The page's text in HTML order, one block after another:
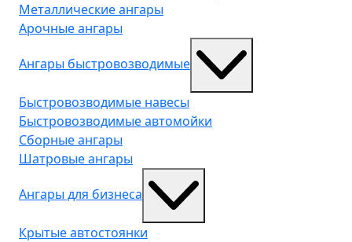
Металлические ангары
Арочные ангары
Ангары быстровозводимые
Быстровозводимые навесы
Быстровозводимые автомойки
Сборные ангары
Шатровые ангары
Ангары для бизнеса
Крытые автостоянки